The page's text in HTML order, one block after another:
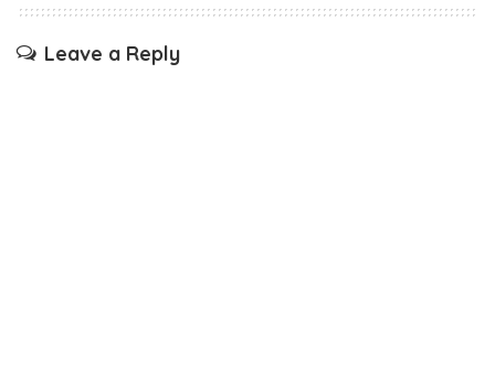
Leave a Reply